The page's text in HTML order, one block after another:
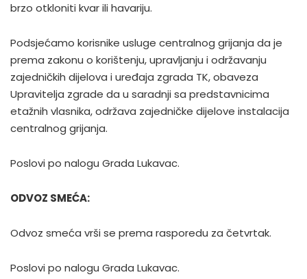
brzo otkloniti kvar ili havariju.
Podsjećamo korisnike usluge centralnog grijanja da je
prema zakonu o korištenju, upravljanju i održavanju
zajedničkih dijelova i uređaja zgrada TK, obaveza
Upravitelja zgrade da u saradnji sa predstavnicima
etažnih vlasnika, održava zajedničke dijelove instalacija
centralnog grijanja.
Poslovi po nalogu Grada Lukavac.
ODVOZ SMEĆA:
Odvoz smeća vrši se prema rasporedu za četvrtak.
Poslovi po nalogu Grada Lukavac.